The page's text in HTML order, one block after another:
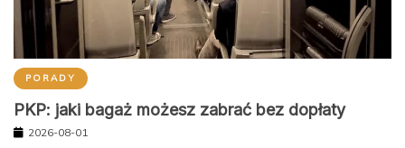
PORADY
PKP: jaki bagaż możesz zabrać bez dopłaty
2026-08-01